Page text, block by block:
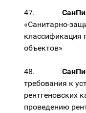
47.
«Санитарно-
классификация
объектов»
48.
требования к
рентгеновских
проведению